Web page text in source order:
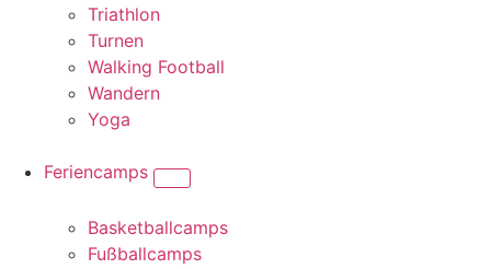
Triathlon
Turnen
Walking Football
Wandern
Yoga
Feriencamps
Basketballcamps
Fußballcamps